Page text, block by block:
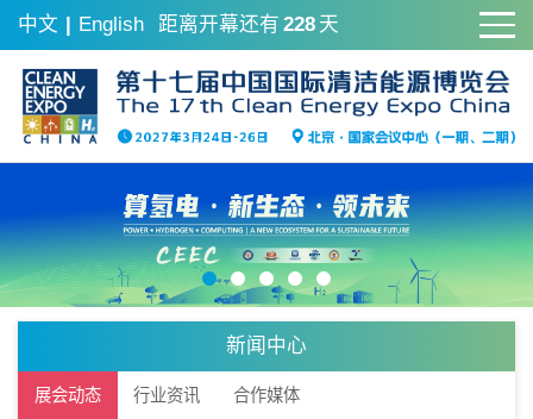
中文 | English 距离开幕还有 228 天
新闻中心
展会动态 行业资讯 合作媒体